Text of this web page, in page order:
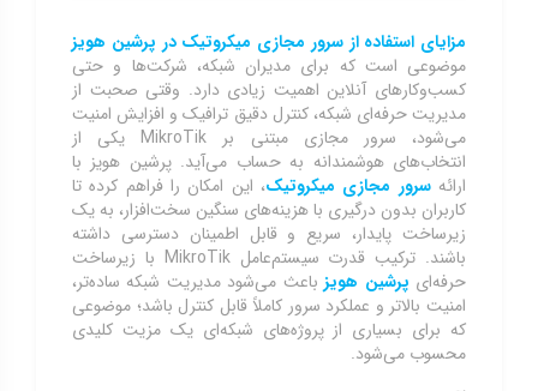
مزایای استفاده از سرور مجازی میکروتیک در پرشین هویز
موضوعی است که برای مدیران شبکه، شرکت‌ها و حتی
کسب‌وکارهای آنلاین اهمیت زیادی دارد. وقتی صحبت از
مدیریت حرفه‌ای شبکه، کنترل دقیق ترافیک و افزایش امنیت
می‌شود، سرور مجازی مبتنی بر MikroTik یکی از
انتخاب‌های هوشمندانه به حساب می‌آید. پرشین هویز با
ارائهسرور مجازی میکروتیک، این امکان را فراهم کرده تا
کاربران بدون درگیری با هزینه‌های سنگین سخت‌افزار، به یک
زیرساخت پایدار، سریع و قابل اطمینان دسترسی داشته
باشند. ترکیب قدرت سیستم‌عامل MikroTik با زیرساخت
حرفه‌ای پرشین هویزباعث می‌شود مدیریت شبکه ساده‌تر،
امنیت بالاتر و عملکرد سرور کاملاً قابل کنترل باشد؛ موضوعی
که برای بسیاری از پروژه‌های شبکه‌ای یک مزیت کلیدی
محسوب می‌شود.